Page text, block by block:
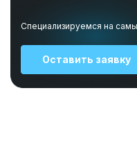
Специализируемся на
Оставить заявку